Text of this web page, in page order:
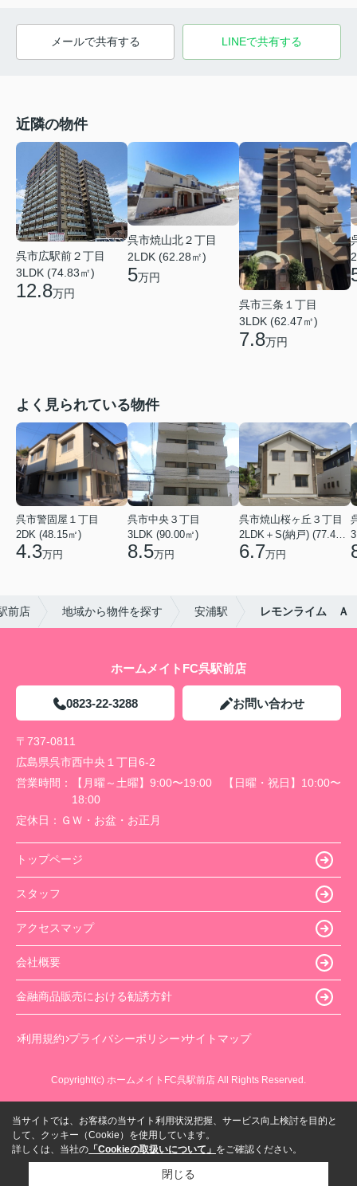
メールで共有する LINEで共有する
近隣の物件
呉市広駅前２丁目
3LDK (74.83㎡)
12.8万円
呉市焼山北２丁目
2LDK (62.28㎡)
5万円
呉市三条１丁目
3LDK (62.47㎡)
7.8万円
よく見られている物件
呉市警固屋１丁目
2DK (48.15㎡)
4.3万円
呉市中央３丁目
3LDK (90.00㎡)
8.5万円
呉市焼山桜ヶ丘３丁目
6.7万円
前店 地域から物件を探す 安浦駅 レモンライム Ａ
ホームメイトFC呉駅前店
0823-22-3288 お問い合わせ
〒737-0811
広島県呉市西中央１丁目6-2
営業時間：
【月曜～土曜】9:00〜19:00 【日曜・祝日】10:00〜
18:00
定休日： ＧＷ・お盆・お正月
トップページ
スタッフ
アクセスマップ
会社概要
金融商品販売における勧誘方針
利用規約 プライバシーポリシー サイトマップ
Copyright(c) ホームメイトFC呉駅前店 All Rights Reserved.
当サイトでは、お客様の当サイト利用状況把握、サービス向上検討を目的と
して、クッキー（Cookie）を使用しています。
詳しくは、当社の 「Cookieの取扱いについて」 をご確認ください。
閉じる